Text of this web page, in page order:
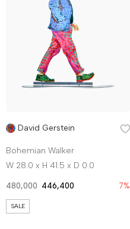
David Gerstein
Bohemian Walker
W 28.0 x H 41.5 x D 0.0
480,000 446,400 7%
SALE